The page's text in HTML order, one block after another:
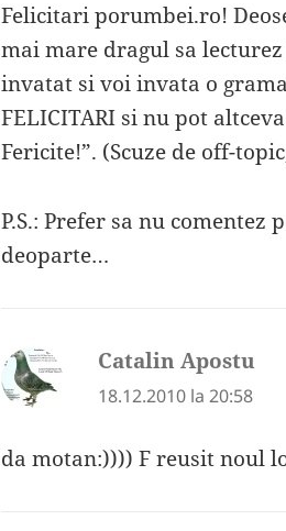
Felicitari porumbei.ro!
mai mare dragul sa
invatat si voi invata o
FELICITARI si nu pot
Fericite!”. (Scuze de off-
P.S.: Prefer sa nu
deoparte…
Catalin Apostu
18.12.2010 la 20:58
da motan:)))) F reusit noul